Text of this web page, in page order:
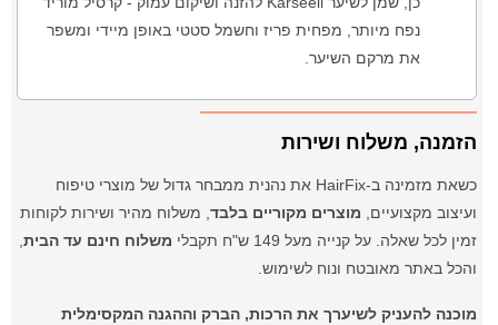
נפח מיותר, מפחית פריז וחשמל סטטי באופן מיידי ומשפר
את מרקם השיער.
הזמנה, משלוח ושירות
כשאת מזמינה ב-HairFix את נהנית ממבחר גדול של מוצרי טיפוח
ועיצוב מקצועיים, מוצרים מקוריים בלבד , משלוח מהיר ושירות לקוחות
זמין לכל שאלה. על קנייה מעל 149 ש"ח תקבלי
משלוח חינם עד הבית
והכל באתר מאובטח ונוח לשימוש.
מוכנה להעניק לשיערך את הרכות, הברק וההגנה המקסימלית